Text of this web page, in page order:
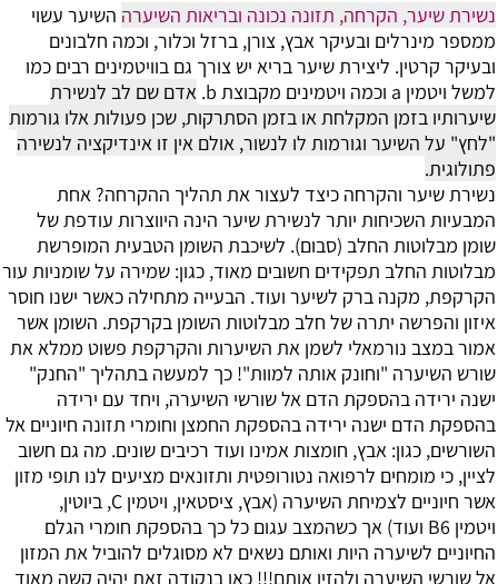
נשירת שיער, הקרחה, תזונה נכונה ובריאות השיערה השיער עשוי
ממספר מינרלים ובעיקר אבץ, צורן, ברזל וכלור, וכמה חלבונים
ובעיקר קרטין. ליצירת שיער בריא יש צורך גם בוויטמינים רבים כמו
למשל ויטמין a וכמה ויטמינים מקבוצת b.
אדם שם לב לנשירת
שיערותיו בזמן המקלחת או בזמן הסתרקות, שכן פעולות אלו גורמות
"לחץ" על השיער וגורמות לו לנשור, אולם אין זו אינדיקציה לנשירה
פתולוגית.
נשירת שיער והקרחה כיצד לעצור את תהליך ההקרחה? אחת
המבעיות השכיחות יותר לנשירת שיער הינה היווצרות עודפת של
שומן מבלוטות החלב (סבום). לשיכבת השומן הטבעית המופרשת
מבלוטות החלב תפקידים חשובים מאוד, כגון: שמירה על שומניות עור
הקרקפת, מקנה ברק לשיער ועוד. הבעייה מתחילה כאשר ישנו חוסר
איזון והפרשה יתרה של חלב מבלוטות השומן בקרקפת. השומן אשר
אמור במצב נורמאלי לשמן את השיערות והקרקפת פשוט ממלא את
שורש השיערה "וחונק אותה למוות"! כך למעשה בתהליך "החנק"
ישנה ירידה בהספקת הדם אל שורשי השיערה, ויחד עם ירידה
בהספקת הדם ישנה ירידה בהספקת החמצן וחומרי תזונה חיוניים אל
השורשים, כגון: אבץ, חומצות אמינו ועוד רכיבים שונים. מה גם חשוב
לציין, כי מומחים לרפואה נטורופטית ותזונאים מציעים לנו תופי מזון
אשר חיוניים לצמיחת השיערה (אבץ, ציסטאין, ויטמין C, ביוטין,
ויטמין B6 ועוד) אך כשהמצב עגום כל כך בהספקת חומרי הגלם
החיוניים לשיערה היות ואותם נשאים לא מסוגלים להוביל את המזון
אל שורשי השיערה ולהזין אותם!!! כאן בנקודה זאת יהיה קשה מאוד